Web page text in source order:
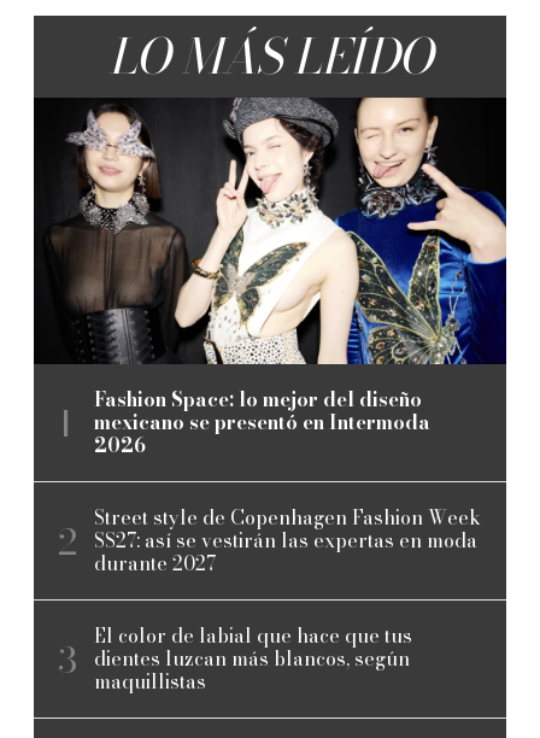
LO MÁS LEÍDO
Fashion Space: lo mejor del diseño
mexicano se presentó en Intermoda
2026
Street style de Copenhagen Fashion Week
SS27: así se vestirán las expertas en moda
durante 2027
El color de labial que hace que tus
dientes luzcan más blancos, según
maquillistas